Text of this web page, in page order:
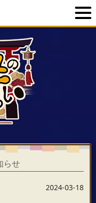
らせ
2024-03-18